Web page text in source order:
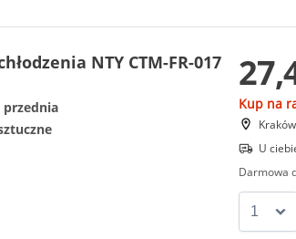
NTY CTM-FR-017
przednia
Kup na
U
Darmowa